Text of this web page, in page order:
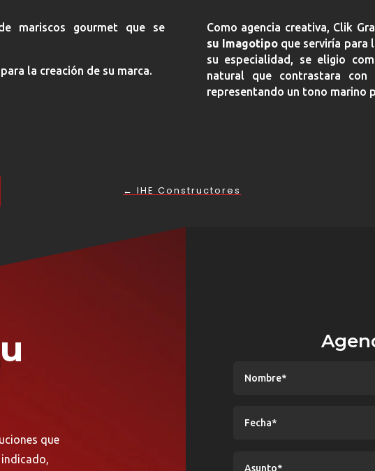
mariscos gourmet que se
la creación de su marca.
Como agencia creativa, Clik
su Imagotipoque serviría para
su especialidad, se eligio
natural que contrastara
representando un tono marino
←IHE Constructores
que
indicado,